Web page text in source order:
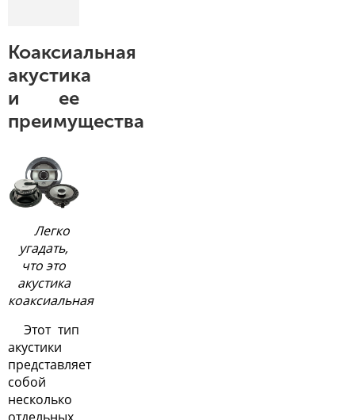
Коаксиальная
акустика
и ее
преимущества
Легко
угадать,
что это
акустика
коаксиальная
Этот тип
акустики
представляет
собой
несколько